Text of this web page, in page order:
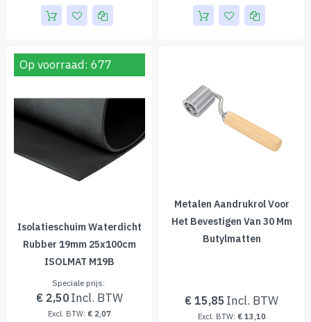
Op voorraad: 677
Isolatieschuim Waterdicht
Rubber 19mm 25x100cm
ISOLMAT M19B
Speciale prijs
€ 2,50
€ 2,07
Metalen Aandrukrol Voor
Het Bevestigen Van 30 Mm
Butylmatten
€ 15,85
€ 13,10